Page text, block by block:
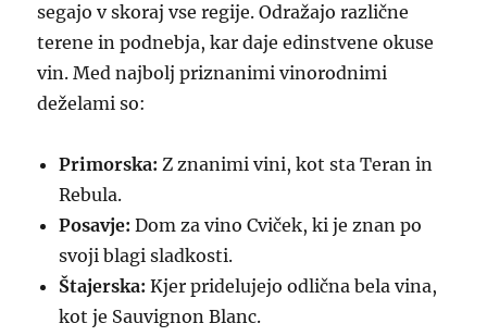
segajo v skoraj vse regije. Odražajo različne
terene in podnebja, kar daje edinstvene okuse
vin. Med najbolj priznanimi vinorodnimi
deželami so:
Primorska: Z znanimi vini, kot sta Teran in
Rebula.
Posavje: Dom za vino Cviček, ki je znan po
svoji blagi sladkosti.
Štajerska: Kjer pridelujejo odlična bela vina,
kot je Sauvignon Blanc.